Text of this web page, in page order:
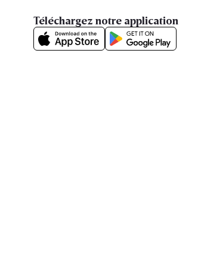
Téléchargez notre application